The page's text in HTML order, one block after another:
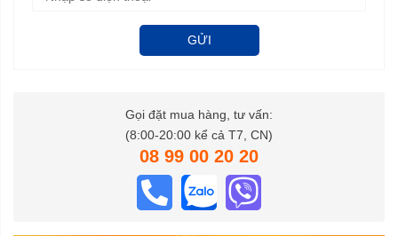
GỬI
Gọi đặt mua hàng, tư vấn:
(8:00-20:00 kể cả T7, CN)
08 99 00 20 20